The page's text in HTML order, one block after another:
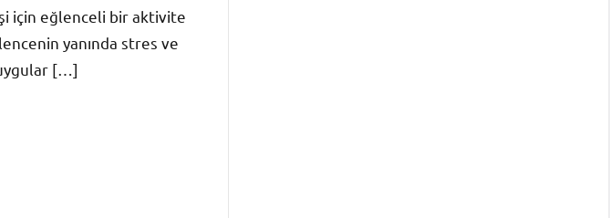
için eğlenceli bir aktivite
yanında stres ve
[…]